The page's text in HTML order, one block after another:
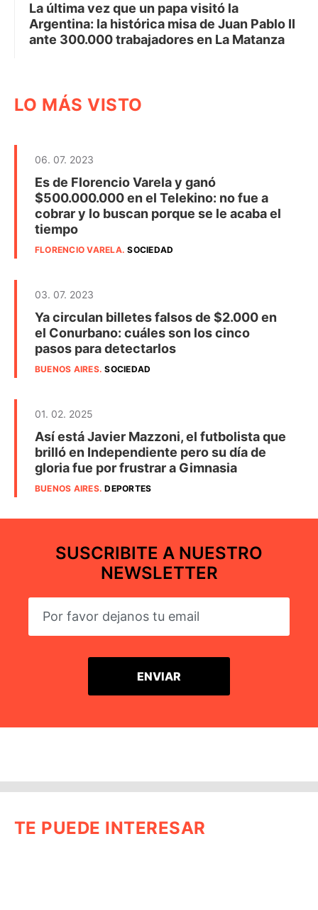
La última vez que un papa visitó la
Argentina: la histórica misa de Juan Pablo II
ante 300.000 trabajadores en La Matanza
LO MÁS VISTO
06. 07. 2023
Es de Florencio Varela y ganó
$500.000.000 en el Telekino: no fue a
cobrar y lo buscan porque se le acaba el
tiempo
FLORENCIO VARELA.SOCIEDAD
03. 07. 2023
Ya circulan billetes falsos de $2.000 en
el Conurbano: cuáles son los cinco
pasos para detectarlos
BUENOS AIRES.SOCIEDAD
01. 02. 2025
Así está Javier Mazzoni, el futbolista que
brilló en Independiente pero su día de
gloria fue por frustrar a Gimnasia
BUENOS AIRES.DEPORTES
SUSCRIBITE A NUESTRO
NEWSLETTER
TE PUEDE INTERESAR